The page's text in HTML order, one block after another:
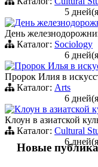
5
День
День
Каталог: Sociology
6
Пророк Илья в
Пророк Илия в
Каталог: Arts
6
Клоун в азиатской
Клоун в азиатской
Каталог: Cultural
6
Новые